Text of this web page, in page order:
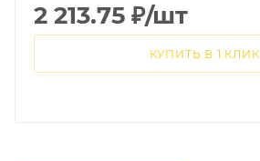
2 213.75 ₽/шт
КУПИТЬ В 1 КЛИК